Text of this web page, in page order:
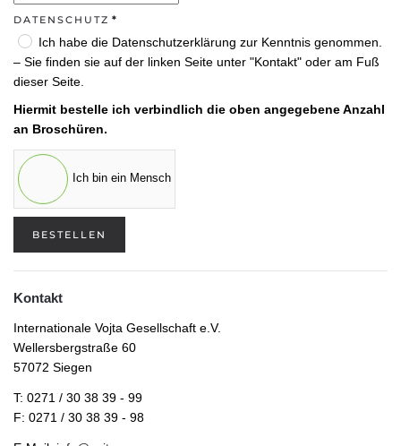
DATENSCHUTZ *
Ich habe die Datenschutzerklärung zur Kenntnis genommen.
– Sie finden sie auf der linken Seite unter "Kontakt" oder am Fuß
dieser Seite.
Hiermit bestelle ich verbindlich die oben angegebene Anzahl
an Broschüren.
Ich bin ein Mensch
BESTELLEN
Kontakt
Internationale Vojta Gesellschaft e.V.
Wellersbergstraße 60
57072 Siegen
T: 0271 / 30 38 39 - 99
F: 0271 / 30 38 39 - 98